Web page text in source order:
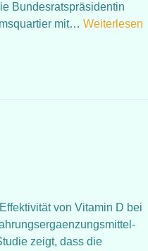
Bundesratspräsidentin
mit… Weiterlesen
von Vitamin D bei
zeigt, dass die